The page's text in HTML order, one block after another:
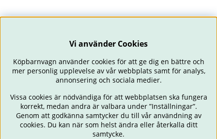
Vi använder Cookies
Köpbarnvagn använder cookies för att ge dig en bättre och
mer personlig upplevelse av vår webbplats samt för analys,
annonsering och sociala medier.
Vissa cookies är nödvändiga för att webbplatsen ska fungera
korrekt, medan andra är valbara under ”Inställningar”.
Genom att godkänna samtycker du till vår användning av
cookies. Du kan när som helst ändra eller återkalla ditt
samtycke.